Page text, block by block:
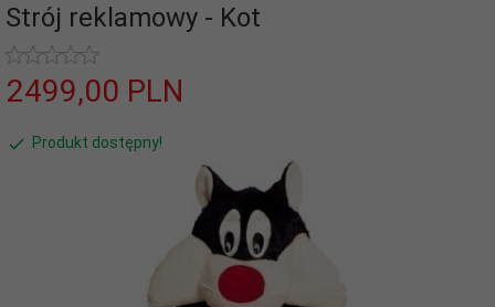
Strój reklamowy - Kot
2499,00 PLN
Produkt dostępny!